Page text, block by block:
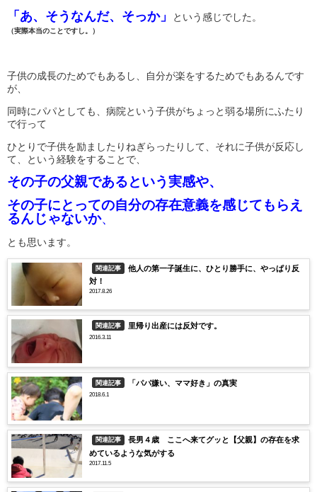
「あ、そうなんだ、そっか」 という感じでした。
（実際本当のことですし。）
子供の成長のためでもあるし、自分が楽をするためでもあるんです
が、
同時にパパとしても、病院という子供がちょっと弱る場所にふたり
で行って
ひとりで子供を励ましたりねぎらったりして、それに子供が反応し
て、という経験をすることで、
その子の父親であるという実感や、
その子にとっての自分の存在意義を感じてもらえ
るんじゃないか、
とも思います。
関連記事
他人の第一子誕生に、ひとり勝手に、やっぱり反
対！
2017.8.26
関連記事 里帰り出産には反対です。
2016.3.11
関連記事 「パパ嫌い、ママ好き」の真実
2018.6.1
関連記事
長男４歳 ここへ来てグッと【父親】の存在を求
めているような気がする
2017.11.5